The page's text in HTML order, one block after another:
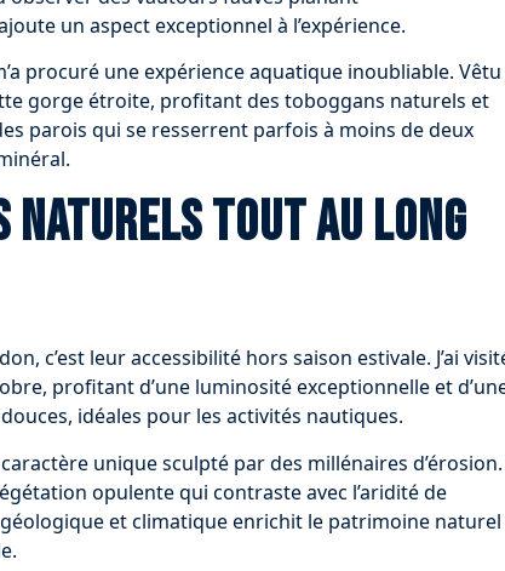
un aspect exceptionnel à l’expérience.
procuré une expérience aquatique inoubliable. Vêtu
gorge étroite, profitant des toboggans naturels et
parois qui se resserrent parfois à moins de deux
naturels tout au long
c’est leur accessibilité hors saison estivale. J’ai
profitant d’une luminosité exceptionnelle et
idéales pour les activités nautiques.
unique sculpté par des millénaires d’érosion.
opulente qui contraste avec l’aridité de
et climatique enrichit le patrimoine naturel